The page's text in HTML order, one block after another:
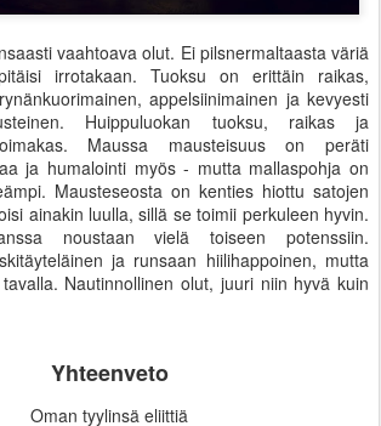
vaahtoava olut. Ei pilsnermaltaasta väriä
irrotakaan. Tuoksu on erittäin raikas,
appelsiinimainen ja kevyesti
Huippuluokan tuoksu, raikas ja
Maussa mausteisuus on peräti
ja humalointi myös - mutta mallaspohja on
Mausteseosta on kenties hiottu satojen
ainakin luulla, sillä se toimii perkuleen hyvin.
noustaan vielä toiseen potenssiin.
ja runsaan hiilihappoinen, mutta
Nautinnollinen olut, juuri niin hyvä kuin
Yhteenveto
Oman tyylinsä eliittiä